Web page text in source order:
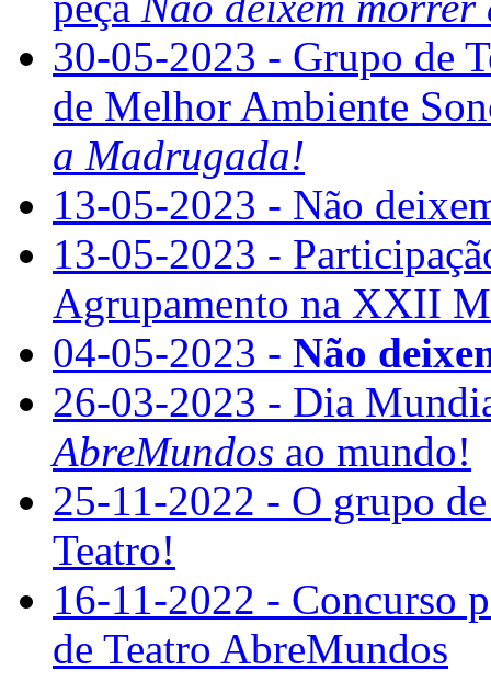
30-05-2023 - Grupo de
de Melhor Ambiente
a Madrugada!
13-05-2023 - Não
13-05-2023 -
Agrupamento na XXII
04-05-2023 - Não
26-03-2023 - Dia
AbreMundos ao mundo!
25-11-2022 - O grupo
Teatro!
16-11-2022 - Concurso
de Teatro AbreMundos